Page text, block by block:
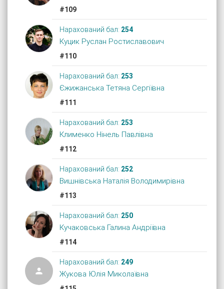
#109
Нарахований бал: 254
Куцик Руслан Ростиславович
#110
Нарахований бал: 253
Єжижанська Тетяна Сергіївна
#111
Нарахований бал: 253
Клименко Нінель Павлівна
#112
Нарахований бал: 252
Вишнівська Наталія Володимирівна
#113
Нарахований бал: 250
Кучаковська Галина Андріївна
#114

Нарахований бал: 249
Жукова Юлія Миколаївна